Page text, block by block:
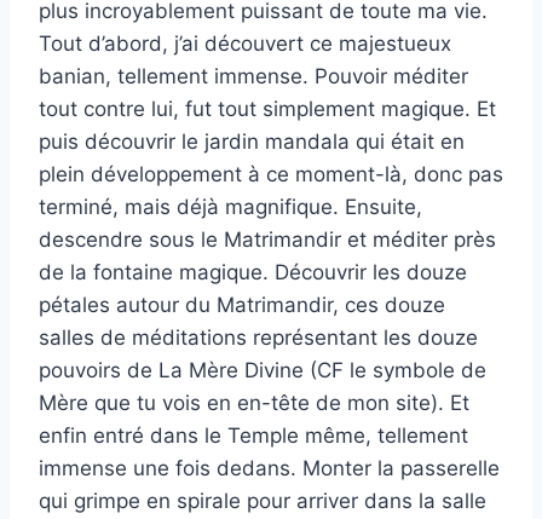
plus incroyablement puissant de toute ma vie.
Tout d’abord, j’ai découvert ce majestueux
banian, tellement immense. Pouvoir méditer
tout contre lui, fut tout simplement magique. Et
puis découvrir le jardin mandala qui était en
plein développement à ce moment-là, donc pas
terminé, mais déjà magnifique. Ensuite,
descendre sous le Matrimandir et méditer près
de la fontaine magique. Découvrir les douze
pétales autour du Matrimandir, ces douze
salles de méditations représentant les douze
pouvoirs de La Mère Divine (CF le symbole de
Mère que tu vois en en-tête de mon site). Et
enfin entré dans le Temple même, tellement
immense une fois dedans. Monter la passerelle
qui grimpe en spirale pour arriver dans la salle